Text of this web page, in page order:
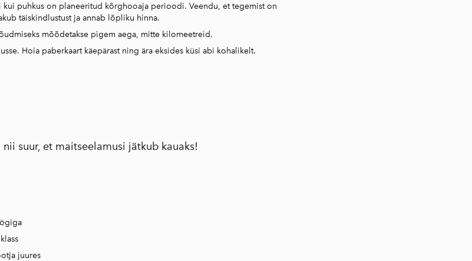
kui puhkus on planeeritud kõrghooaja perioodi. Veendu, et tegemist on
täiskindlustust ja annab lõpliku hinna.
mõõdetakse pigem aega, mitte kilomeetreid.
Hoia paberkaart käepärast ning ära eksides küsi abi kohalikelt.
suur, et maitseelamusi jätkub kauaks!
juures